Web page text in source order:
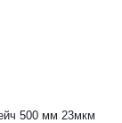
мм 23мкм